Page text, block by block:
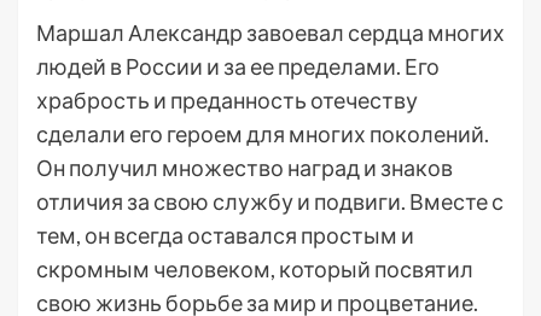
Маршал Александр завоевал сердца многих
людей в России и за ее пределами. Его
храбрость и преданность отечеству
сделали его героем для многих поколений.
Он получил множество наград и знаков
отличия за свою службу и подвиги. Вместе с
тем, он всегда оставался простым и
скромным человеком, который посвятил
свою жизнь борьбе за мир и процветание.